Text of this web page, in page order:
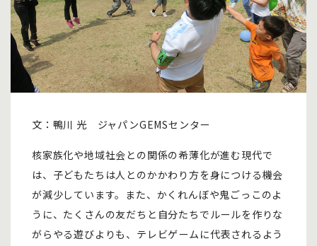
文：鴨川 光 ジャパンGEMSセンター
核家族化や地域社会との関係の希薄化が進む現代で
は、子どもたちは人とのかかわり方を身につける機会
が減少しています。また、かくれんぼや鬼ごっこのよ
うに、たくさんの友だちと自分たちでルールを作りな
がらやる遊びよりも、テレビゲームに代表されるよう